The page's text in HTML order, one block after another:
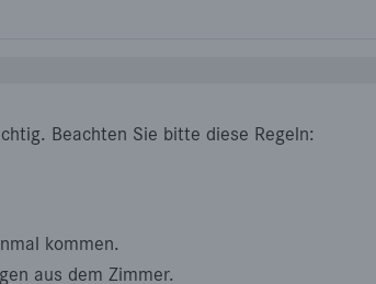
Beachten Sie bitte diese Regeln:
kommen.
aus dem Zimmer.